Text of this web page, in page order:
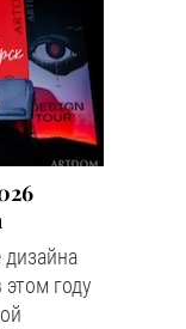
дизайна
году